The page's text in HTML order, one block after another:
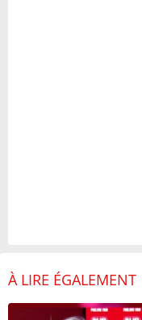
À LIRE ÉGALEMENT